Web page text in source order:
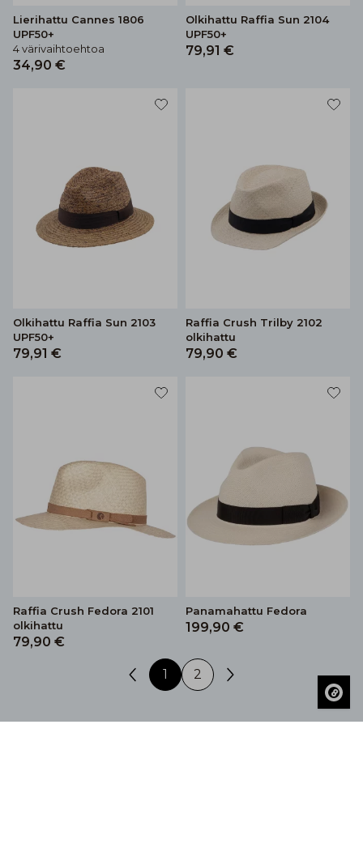
Lierihattu Cannes 1806
UPF50+
4 värivaihtoehtoa
34,90 €
Olkihattu Raffia Sun 2104
UPF50+
79,91 €
Olkihattu Raffia Sun 2103
UPF50+
79,91 €
Raffia Crush Trilby 2102
olkihattu
79,90 €
Raffia Crush Fedora 2101
olkihattu
79,90 €
Panamahattu Fedora
199,90 €
1 2